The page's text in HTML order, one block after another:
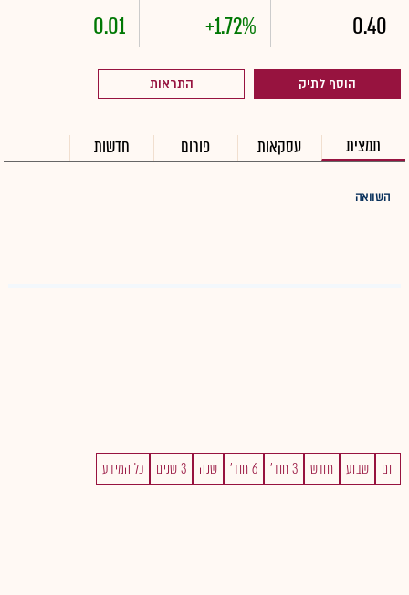
0.40
+1.72%
0.01
הוסף לתיק התראות
תמצית עסקאות פורום חדשות
השוואה
יום שבוע חודש 3 חוד' 6 חוד' שנה 3 שנים כל המידע